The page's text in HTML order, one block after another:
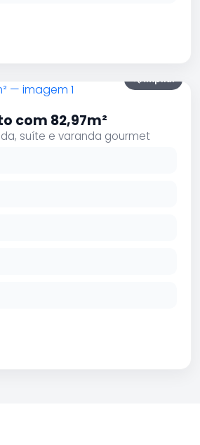
Ampliar
com 82,97m²
suíte e varanda gourmet